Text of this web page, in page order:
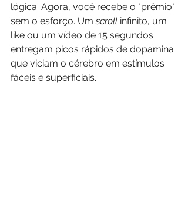
lógica. Agora, você recebe o "prêmio"
sem o esforço. Um scroll infinito, um
like ou um vídeo de 15 segundos
entregam picos rápidos de dopamina
que viciam o cérebro em estímulos
fáceis e superficiais.